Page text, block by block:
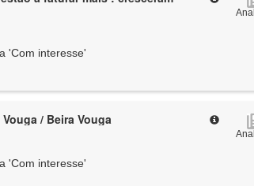
'Com interesse'
/ Beira Vouga
'Com interesse'